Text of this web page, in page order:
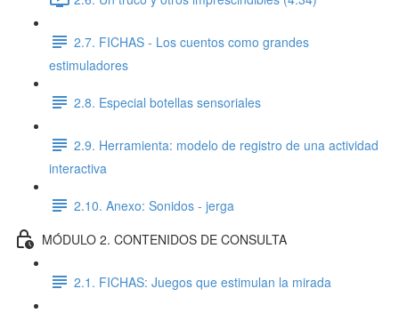
2.7. FICHAS - Los cuentos como grandes
estimuladores
2.8. Especial botellas sensoriales
2.9. Herramienta: modelo de registro de una actividad
interactiva
2.10. Anexo: Sonidos - jerga
MÓDULO 2. CONTENIDOS DE CONSULTA
2.1. FICHAS: Juegos que estimulan la mirada